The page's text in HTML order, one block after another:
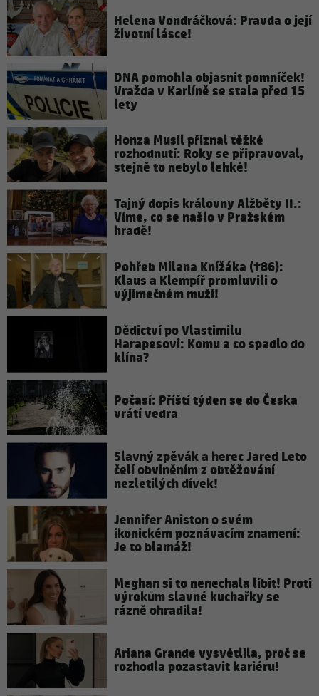
Helena Vondráčková: Pravda o její
životní lásce!
DNA pomohla objasnit pomníček!
Vražda v Karlíně se stala před 15
lety
Honza Musil přiznal těžké
rozhodnutí: Roky se připravoval,
stejně to nebylo lehké!
Tajný dopis královny Alžběty II.:
Víme, co se našlo v Pražském
hradě!
Pohřeb Milana Knížáka (†86):
Klaus a Klempíř promluvili o
výjimečném muži!
Dědictví po Vlastimilu
Harapesovi: Komu a co spadlo do
klína?
Počasí: Příští týden se do Česka
vrátí vedra
Slavný zpěvák a herec Jared Leto
čelí obviněním z obtěžování
nezletilých dívek!
Jennifer Aniston o svém
ikonickém poznávacím znamení:
Je to blamáž!
Meghan si to nenechala líbit! Proti
výrokům slavné kuchařky se
rázně ohradila!
Ariana Grande vysvětlila, proč se
rozhodla pozastavit kariéru!